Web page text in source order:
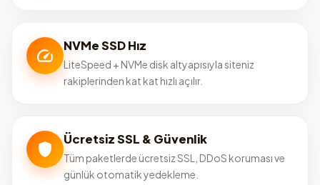
NVMe SSD Hız
LiteSpeed + NVMe disk altyapısıyla siteniz
rakiplerinden kat kat hızlı açılır.
Ücretsiz SSL & Güvenlik
Tüm paketlerde ücretsiz SSL, DDoS koruması ve
günlük otomatik yedekleme.